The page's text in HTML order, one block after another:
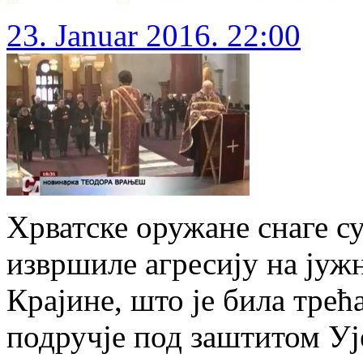
23. Januar 2016. 22:00
Хрватске оружане снаге
извршиле агресију на
Крајине, што је била
подручје под заштитом